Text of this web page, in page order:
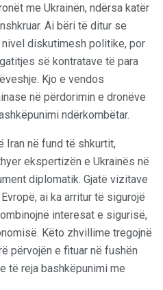
me Ukrainën, ndërsa katër
Ai bëri të ditur se
diskutimesh politike, por
së kontratave të para
Kjo e vendos
në përdorimin e dronëve
ndërkombëtar.
Iran në fund të shkurtit,
ekspertizën e Ukrainës në
diplomatik. Gjatë vizitave
ai ka arritur të sigurojë
interesat e sigurisë,
Këto zhvillime tregojnë
përvojën e fituar në fushën
të reja bashkëpunimi me